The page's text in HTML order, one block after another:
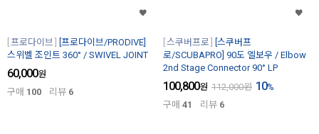
프로다이브
[프로다이브/PRODIVE]
스위벨 조인트 360° / SWIVEL JOINT
60,000원
구매 100 리뷰 6
스쿠버프로
[스쿠버프
로/SCUBAPRO] 90도 엘보우 / Elbow
2nd Stage Connector 90° LP
100,800원 112,000원 10%
구매 41 리뷰 6